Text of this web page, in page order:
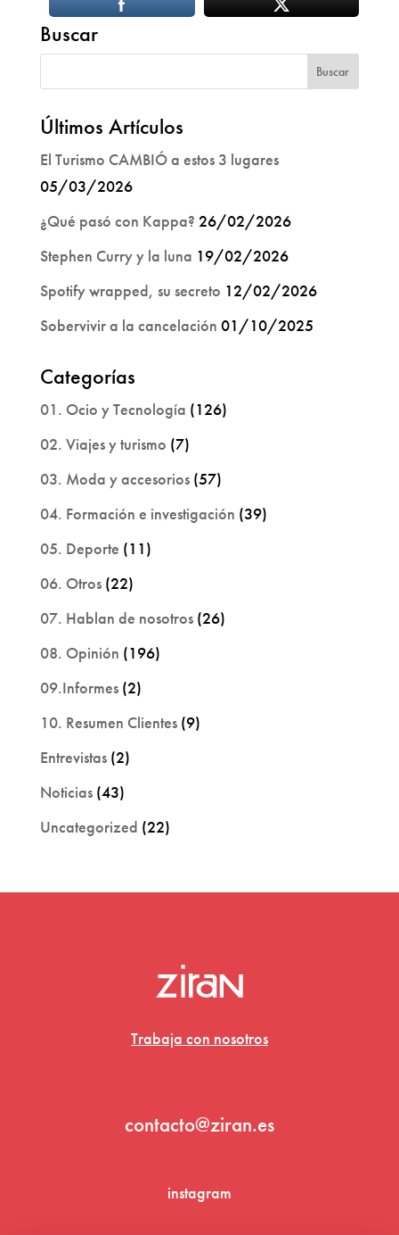
Buscar
Últimos Artículos
El Turismo CAMBIÓ a estos 3 lugares
05/03/2026
¿Qué pasó con Kappa? 26/02/2026
Stephen Curry y la luna 19/02/2026
Spotify wrapped, su secreto 12/02/2026
Sobervivir a la cancelación 01/10/2025
Categorías
01. Ocio y Tecnología (126)
02. Viajes y turismo (7)
03. Moda y accesorios(57)
04. Formación e investigación (39)
05. Deporte (11)
06. Otros(22)
07. Hablan de nosotros(26)
08. Opinión (196)
09.Informes(2)
10. Resumen Clientes(9)
Entrevistas(2)
Noticias(43)
Uncategorized (22)
Trabaja con nosotros
contacto@ziran.es
instagram